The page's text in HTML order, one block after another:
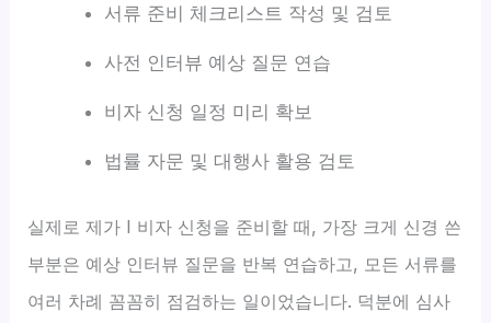
서류 준비 체크리스트 작성 및 검토
사전 인터뷰 예상 질문 연습
비자 신청 일정 미리 확보
법률 자문 및 대행사 활용 검토
실제로 제가 I 비자 신청을 준비할 때, 가장 크게 신경 쓴
부분은 예상 인터뷰 질문을 반복 연습하고, 모든 서류를
여러 차례 꼼꼼히 점검하는 일이었습니다. 덕분에 심사